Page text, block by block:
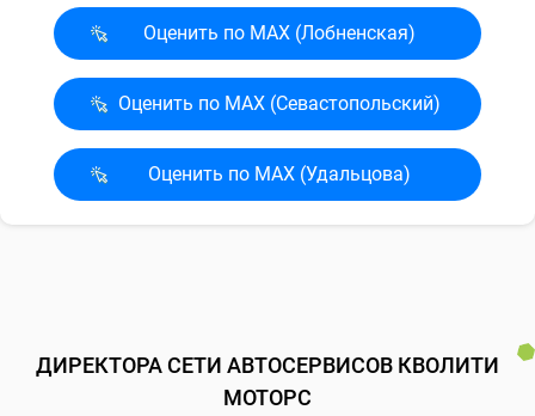
Оценить по MAX (Лобненская)
Оценить по MAX (Севасто­польский)
Оценить по MAX (Удальцова)
ДИРЕКТОРА СЕТИ АВТОСЕРВИСОВ КВОЛИТИ
МОТОРС